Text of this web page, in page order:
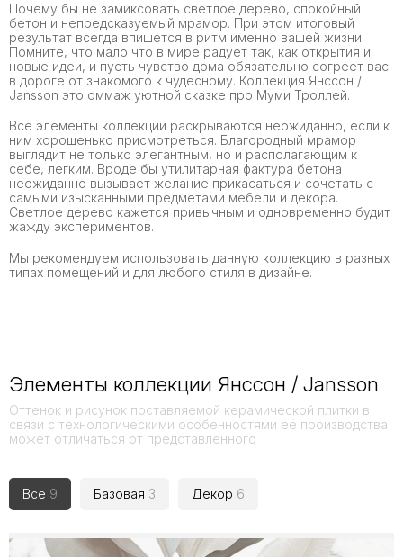
Почему бы не замиксовать светлое дерево, спокойный
бетон и непредсказуемый мрамор. При этом итоговый
результат всегда впишется в ритм именно вашей жизни.
Помните, что мало что в мире радует так, как открытия и
новые идеи, и пусть чувство дома обязательно согреет вас
в дороге от знакомого к чудесному. Коллекция Янссон /
Jansson это оммаж уютной сказке про Муми Троллей.
Все элементы коллекции раскрываются неожиданно, если к
ним хорошенько присмотреться. Благородный мрамор
выглядит не только элегантным, но и располагающим к
себе, легким. Вроде бы утилитарная фактура бетона
неожиданно вызывает желание прикасаться и сочетать с
самыми изысканными предметами мебели и декора.
Светлое дерево кажется привычным и одновременно будит
жажду экспериментов.
Мы рекомендуем использовать данную коллекцию в разных
типах помещений и для любого стиля в дизайне.
Элементы коллекции Янссон / Jansson
Оттенок и рисунок поставляемой керамической плитки в
связи с технологическими особенностями её производства
может отличаться от представленного
Все 9 Базовая 3 Декор 6